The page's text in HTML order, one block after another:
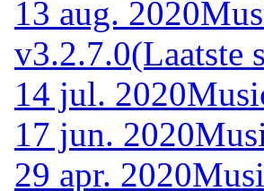
13 aug. 2020
v3.2.7.0(Laatste
14 jul. 2020
17 jun. 2020
29 apr. 2020